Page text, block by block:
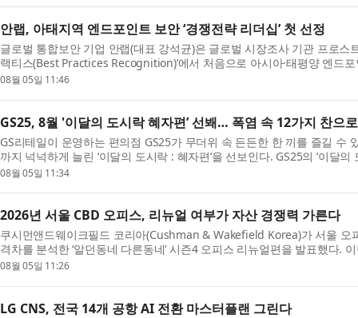
안랩, 아태지역 엔드포인트 보안 ‘경쟁전략 리더십’ 첫 선정
글로벌 통합보안 기업 안랩(대표 강석균)은 글로벌 시장조사 기관 프로스
랙티스(Best Practices Recognition)’에서 처음으로 아시아·태평양 엔드
(Competitive Strategy Leadership)’ 자격을 얻게 ...
08월 05일 11:46
GS25, 8월 '이달의 도시락 혜자편’ 선봬… 폭염 속 12가지 찬으
GS리테일이 운영하는 편의점 GS25가 무더위 속 든든한 한 끼를 즐길 수
까지 넉넉하게 늘린 ‘이달의 도시락 : 혜자편’을 선보인다. GS25의 ‘이달
정해 신규 도시락 메뉴를 선보이고 해당 월에만 ...
08월 05일 11:34
2026년 서울 CBD 오피스, 리뉴얼 여부가 자산 경쟁력 가른다
쿠시먼앤드웨이크필드 코리아(Cushman & Wakefield Korea)가 서울 오
격차를 분석한 ‘알던동네 다른동네’ 시즌4 오피스 리뉴얼편을 발표했다.
드가 독점 보유한 카드 빅데이터와 소셜 빅데이터, 부...
08월 05일 11:26
LG CNS, 전국 14개 공항 AI 전환 마스터플랜 그린다